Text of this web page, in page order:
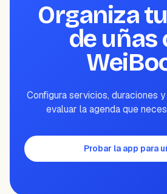
Organiza
de uñas
Configura servicios, duraciones
evaluar la agenda que
Probar la app para